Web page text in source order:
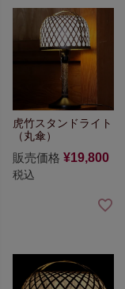
虎竹スタンドライト
（丸傘）
販売価格 ¥19,800
税込